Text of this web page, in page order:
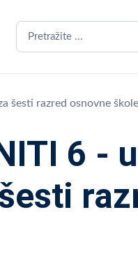
šesti razred osnovne škole
6 -